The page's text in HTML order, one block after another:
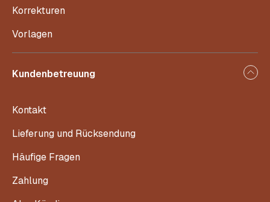
Korrekturen
Vorlagen
Kundenbetreuung
Kontakt
Lieferung und Rücksendung
Häufige Fragen
Zahlung